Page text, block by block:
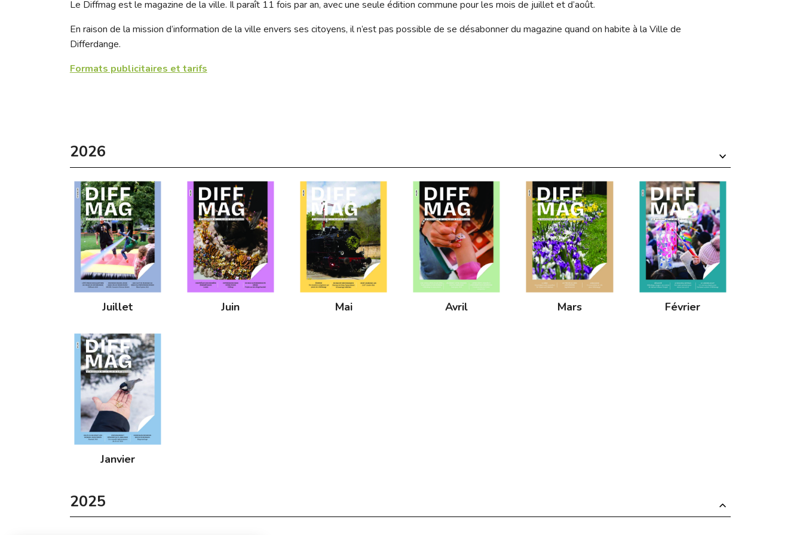
Le Diffmag est le magazine de la ville. Il paraît 11 fois par an, avec une seule édition commune pour les mois de juillet et d’août.
En raison de la mission d’information de la ville envers ses citoyens, il n’est pas possible de se désabonner du magazine quand on habite à la Ville de
Differdange.
Formats publicitaires et tarifs
2026
Juillet Juin Mai Avril Mars Février
Janvier
2025